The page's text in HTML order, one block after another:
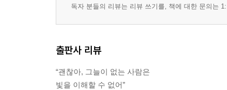
독자 분들의 리뷰는 리뷰 쓰기를, 책에 대한 문의는
출판사 리뷰
“괜찮아, 그늘이 없는 사람은
빛을 이해할 수 없어”